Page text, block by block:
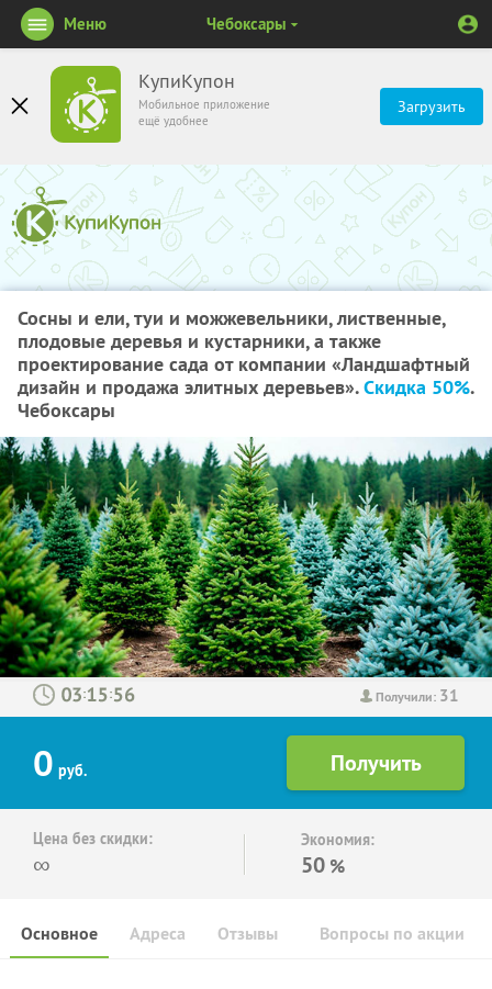
КупиКупон
Мобильное приложение
ещё удобнее
Загрузить
Меню Чебоксары
Сосны и ели, туи и можжевельники, лиственные,
плодовые деревья и кустарники, а также
проектирование сада от компании «Ландшафтный
дизайн и продажа элитных деревьев».Скидка 50%.
Чебоксары
Получили: 31
: :
0 руб.
Цена без скидки:
∞
Экономия:
50 %
Основное Отзывы Вопросы по акции
Адреса